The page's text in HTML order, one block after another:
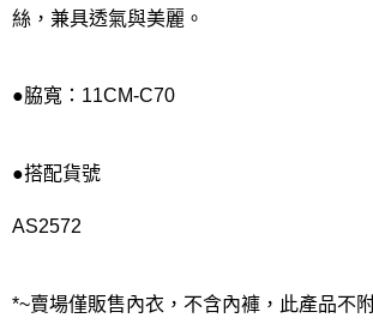
絲，兼具透氣與美麗。
●脇寬：11CM-C70
●搭配貨號
AS2572
*~賣場僅販售內衣，不含內褲，此產品不